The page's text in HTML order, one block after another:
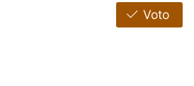
Voto